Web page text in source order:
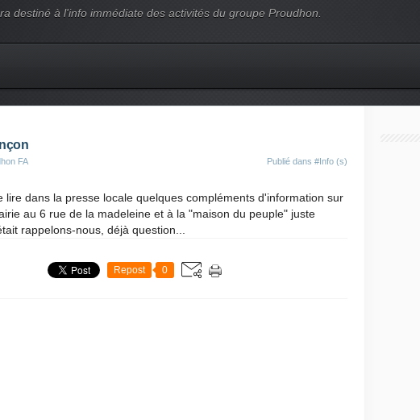
destiné à l'info immédiate des activités du groupe Proudhon.
FA Publié dans #Info (s)
lire dans la presse locale quelques compléments d'information sur
au 6 rue de la madeleine et à la "maison du peuple" juste
rappelons-nous, déjà question...
Repost 0